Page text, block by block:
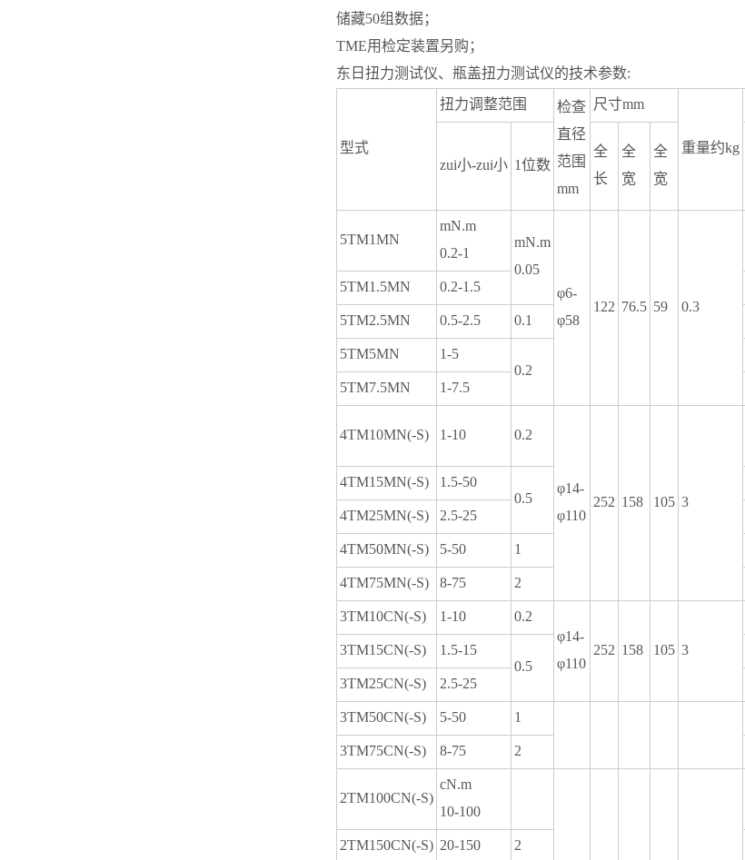
储藏50组数据；
TME用检定装置另购；
东日扭力测试仪、瓶盖扭力测试仪的技术参数:
型式
扭力调整范围
检查
直径
范围
mm
尺寸mm
重量约kg
zui小-zui小 1位数
全
长
全
宽
全
宽
5TM1MN
mN.m
0.2-1
mN.m
0.05
φ6-
φ58
122 76.5 59 0.3
5TM1.5MN 0.2-1.5
5TM2.5MN 0.5-2.5 0.1
5TM5MN
1-5
0.2
5TM7.5MN 1-7.5
4TM10MN(-S) 1-10 0.2
φ14-
φ110
252 158 105 3
4TM15MN(-S)
1.5-50
0.5
4TM25MN(-S) 2.5-25
4TM50MN(-S) 5-50 1
4TM75MN(-S) 8-75 2
3TM10CN(-S) 1-10
0.2
φ14-
φ110
252 158 105 3
3TM15CN(-S)
1.5-15
0.5
3TM25CN(-S) 2.5-25
3TM50CN(-S) 5-50 1
3TM75CN(-S) 8-75 2
2TM100CN(-S)
cN.m
10-100
2TM150CN(-S) 20-150 2